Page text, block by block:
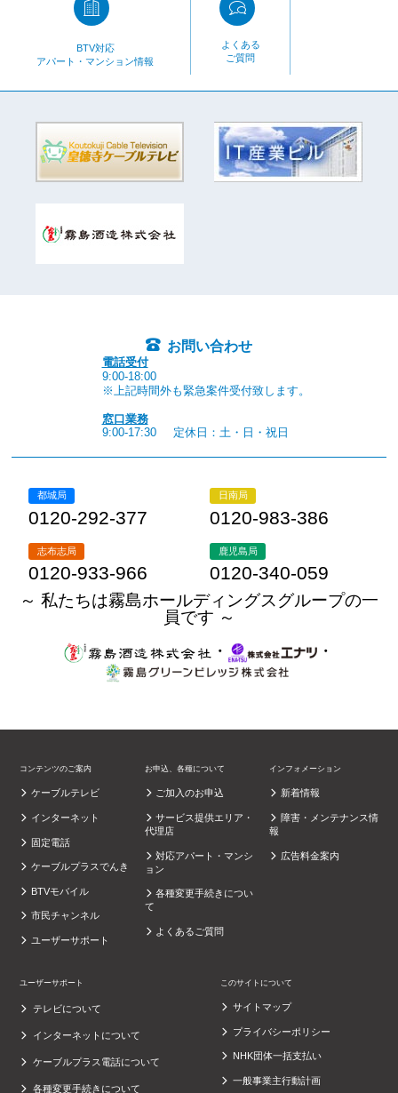
BTV対応
アパート・マンション情報
よくある
ご質問
お問い合わせ
電話受付
9:00-18:00
※上記時間外も緊急案件受付致します。
窓口業務
9:00-17:30
定休日：土・日・祝日
都城局
0120-292-377
日南局
0120-983-386
志布志局
0120-933-966
鹿児島局
0120-340-059
～ 私たちは霧島ホールディングスグループの一
員です ～
・
・
コンテンツのご案内
ケーブルテレビ
インターネット
固定電話
ケーブルプラスでんき
BTVモバイル
市民チャンネル
ユーザーサポート
お申込、各種について
ご加入のお申込
サービス提供エリア・
代理店
対応アパート・マンシ
ョン
各種変更手続きについ
て
よくあるご質問
インフォメーション
新着情報
障害・メンテナンス情
報
広告料金案内
ユーザーサポート
テレビについて
インターネットについて
ケーブルプラス電話について
各種変更手続きについて
このサイトについて
サイトマップ
プライバシーポリシー
NHK団体一括支払い
一般事業主行動計画